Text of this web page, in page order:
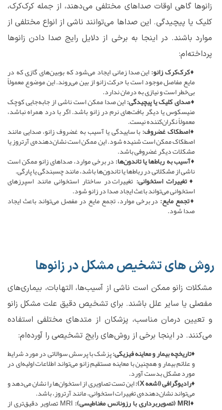
زانوها گاهی اوقات صداهای مختلفی می‌دهند، از جمله کرک‌کرک،
کلیک یا پیچیدگی. این صداها می‌توانند ناشی از انواع مختلفی از
موارد باشند. در اینجا به برخی از دلایل رایج صدا دادن زانوها
پرداخته‌ام:
♦کرک‌کرک زانو:این صدا زمانی ایجاد می‌شود که بوبین‌های گازی که در
مایع مفاصل موجود است با حرکت زانو از بین می‌روند. این موضوع معمولاً
بی‌خطر است و نیازی به درمان ندارد.
♦صدای کلیک یا پیچیدگی:این صدا ممکن است ناشی از جابه‌جایی کوچک
منیسکوس یا دیگر بافت‌های نرم در زانو باشد. اگر با درد همراه نباشد،
معمولاً نگران‌کننده نیست.
♦اصطکاک غضروف:با ساییدگی یا آسیب به غضروف زانو، صدایی مانند
اصطکاک ممکن است شنیده شود. این ممکن است نشان‌دهنده‌ی آرتروز یا
مشکلات دیگر غضروفی باشد.
♦آسیب به رباط‌ها یا تاندون‌ها:در برخی موارد، صداهای زانو ممکن است
ناشی از مشکلاتی در رباط‌ها یا تاندون‌ها باشد، مانند چسبندگی یا پارگی.
♦تغییرات استخوانی: تغییرات در ساختار استخوانی مانند اسپرزهای
استخوانی می‌تواند باعث ایجاد صدا در زانو شود.
♦تجمع مایع: در برخی موارد، تجمع مایع در مفصل می‌تواند باعث ایجاد
صدا شود.
روش های تشخیص مشکل در زانوها
مشکلات زانو ممکن است ناشی از آسیب‌ها، التهابات، بیماری‌های
مفصلی یا سایر علل باشند. برای تشخیص دقیق علت مشکل زانو
و تعیین درمان مناسب، پزشکان از متدهای مختلفی استفاده
می‌کنند. در اینجا برخی از روش‌های رایج تشخیصی را آورده‌ام:
♦تاریخچه بیمار و معاینه فیزیکی:پزشک با پرسش سوالاتی در مورد شرایط
و علائم بیمار و همچنین با معاینه مستقیم زانو می‌تواند اطلاعات اولیه‌ای در
مورد مشکل بدست آورد.
♦رادیوگرافی (اشعه‌ X): این تست تصاویری از استخوان‌ها را نشان می‌دهد و
می‌تواند نشان‌دهنده‌ی تغییرات استخوانی، مانند آرتروز، باشد.
♦MRI (تصویربرداری با رزونانس مغناطیسی): MRI تصاویر دقیق‌تری از